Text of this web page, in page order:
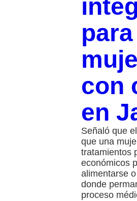
para
con
en
Señaló que
que una
tratamientos
económicos
alimentarse
donde
proceso